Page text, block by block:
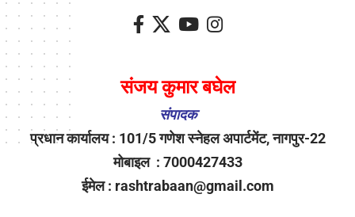
संजय कुमार बघेल
संपादक
प्रधान कार्यालय : 101/5 गणेश स्नेहल अपार्टमेंट, नागपुर-22
मोबाइल : 7000427433
ईमेल : rashtrabaan@gmail.com